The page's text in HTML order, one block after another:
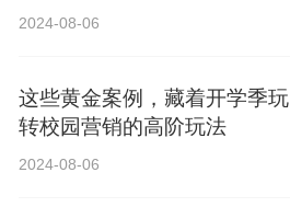
2024-08-06
这些黄金案例，藏着开学季玩
转校园营销的高阶玩法
2024-08-06